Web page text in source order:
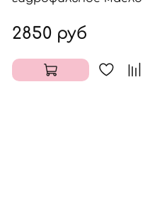
2850 руб